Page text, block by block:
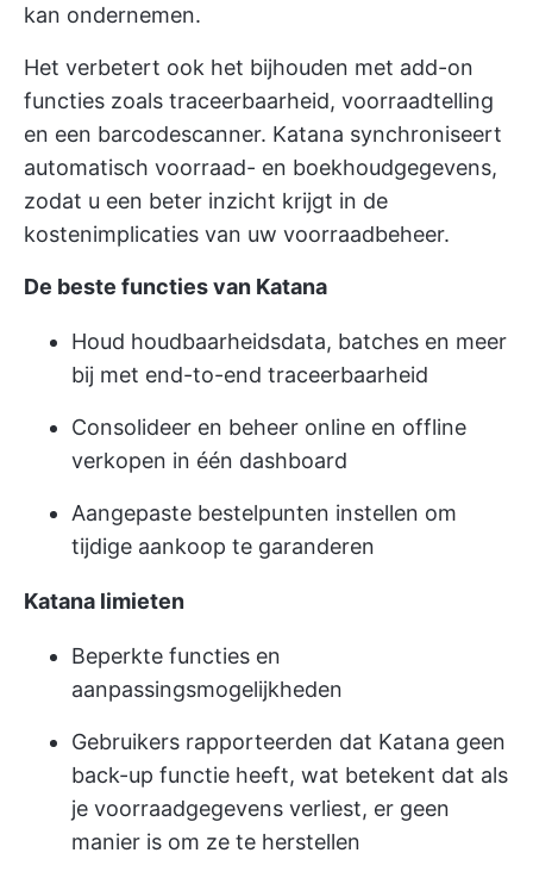
kan ondernemen.
Het verbetert ook het bijhouden met add-on
functies zoals traceerbaarheid, voorraadtelling
en een barcodescanner. Katana synchroniseert
automatisch voorraad- en boekhoudgegevens,
zodat u een beter inzicht krijgt in de
kostenimplicaties van uw voorraadbeheer.
De beste functies van Katana
Houd houdbaarheidsdata, batches en meer
bij met end-to-end traceerbaarheid
Consolideer en beheer online en offline
verkopen in één dashboard
Aangepaste bestelpunten instellen om
tijdige aankoop te garanderen
Katana limieten
Beperkte functies en
aanpassingsmogelijkheden
Gebruikers rapporteerden dat Katana geen
back-up functie heeft, wat betekent dat als
je voorraadgegevens verliest, er geen
manier is om ze te herstellen